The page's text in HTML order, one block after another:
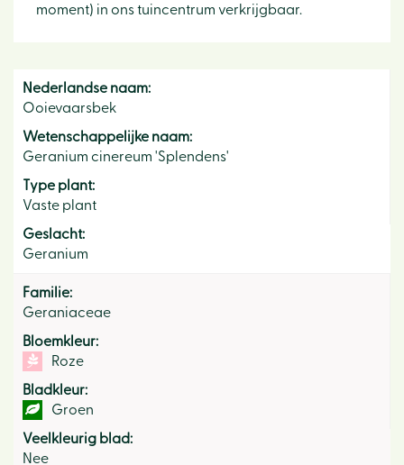
moment) in ons tuincentrum verkrijgbaar.
Nederlandse naam:
Ooievaarsbek
Wetenschappelijke naam:
Geranium cinereum 'Splendens'
Type plant:
Vaste plant
Geslacht:
Geranium
Familie:
Geraniaceae
Bloemkleur:
Roze
Bladkleur:
Groen
Veelkleurig blad:
Nee